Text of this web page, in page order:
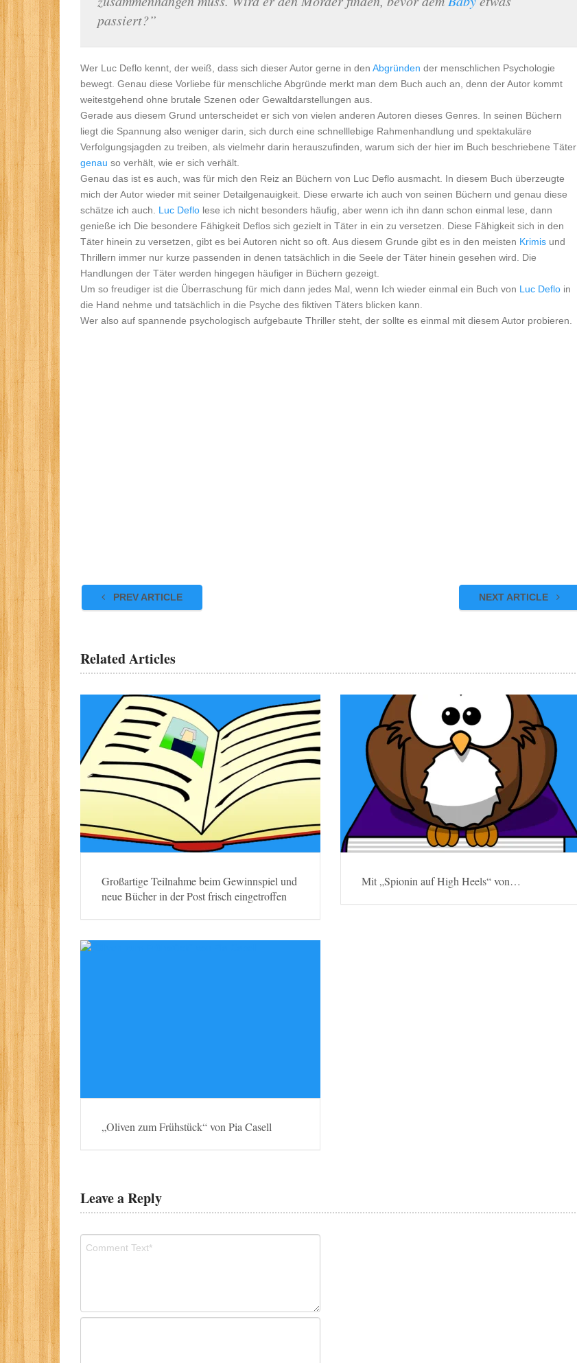
passiert?”
Wer Luc Deflo kennt, der weiß, dass sich dieser Autor gerne in den Abgründen der menschlichen Psychologie
bewegt. Genau diese Vorliebe für menschliche Abgründe merkt man dem Buch auch an, denn der Autor kommt
weitestgehend ohne brutale Szenen oder Gewaltdarstellungen aus.
Gerade aus diesem Grund unterscheidet er sich von vielen anderen Autoren dieses Genres. In seinen Büchern
liegt die Spannung also weniger darin, sich durch eine schnelllebige Rahmenhandlung und spektakuläre
Verfolgungsjagden zu treiben, als vielmehr darin herauszufinden, warum sich der hier im Buch beschriebene Täter
genau so verhält, wie er sich verhält.
Genau das ist es auch, was für mich den Reiz an Büchern von Luc Deflo ausmacht. In diesem Buch überzeugte
mich der Autor wieder mit seiner Detailgenauigkeit. Diese erwarte ich auch von seinen Büchern und genau diese
schätze ich auch. Luc Deflo lese ich nicht besonders häufig, aber wenn ich ihn dann schon einmal lese, dann
genieße ich Die besondere Fähigkeit Deflos sich gezielt in Täter in ein zu versetzen. Diese Fähigkeit sich in den
Täter hinein zu versetzen, gibt es bei Autoren nicht so oft. Aus diesem Grunde gibt es in den meisten Krimis und
Thrillern immer nur kurze passenden in denen tatsächlich in die Seele der Täter hinein gesehen wird. Die
Handlungen der Täter werden hingegen häufiger in Büchern gezeigt.
Um so freudiger ist die Überraschung für mich dann jedes Mal, wenn Ich wieder einmal ein Buch von Luc Deflo in
die Hand nehme und tatsächlich in die Psyche des fiktiven Täters blicken kann.
Wer also auf spannende psychologisch aufgebaute Thriller steht, der sollte es einmal mit diesem Autor probieren.
PREV ARTICLE NEXT ARTICLE
Related Articles
Großartige Teilnahme beim Gewinnspiel und
neue Bücher in der Post frisch eingetroffen
Mit „Spionin auf High Heels“ von…
„Oliven zum Frühstück“ von Pia Casell
Leave a Reply